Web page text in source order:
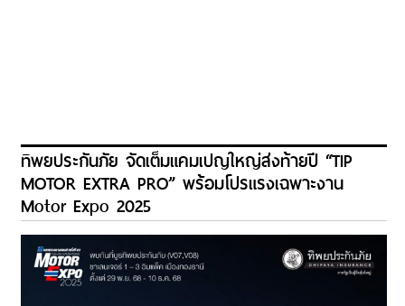
ทิพยประกันภัย จัดเต็มแคมเปญใหญ่ส่งท้ายปี “TIP
MOTOR EXTRA PRO” พร้อมโปรแรงเฉพาะงาน
Motor Expo 2025